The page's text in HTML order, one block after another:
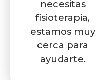
necesitas
fisioterapia,
estamos muy
cerca para
ayudarte.